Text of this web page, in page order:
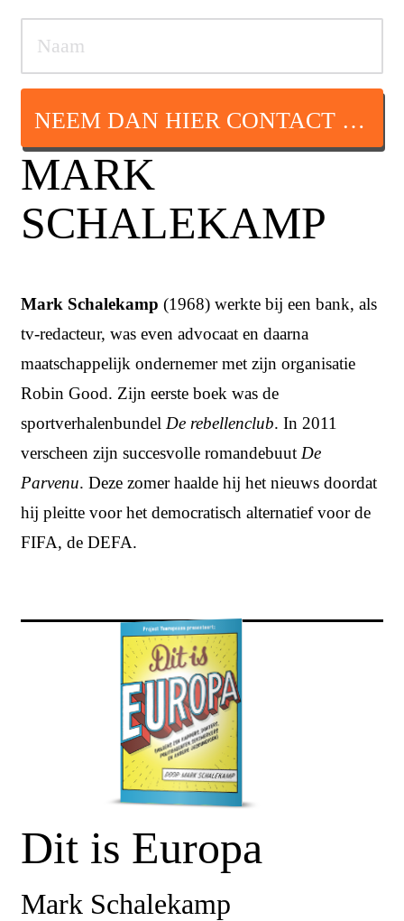
NEEM DAN HIER CONTACT OP
MARK
SCHALEKAMP
Mark Schalekamp (1968) werkte bij een bank, als
tv-redacteur, was even advocaat en daarna
maatschappelijk ondernemer met zijn organisatie
Robin Good. Zijn eerste boek was de
sportverhalenbundel De rebellenclub. In 2011
verscheen zijn succesvolle romandebuut De
Parvenu. Deze zomer haalde hij het nieuws doordat
hij pleitte voor het democratisch alternatief voor de
FIFA, de DEFA.
Dit is Europa
Mark Schalekamp